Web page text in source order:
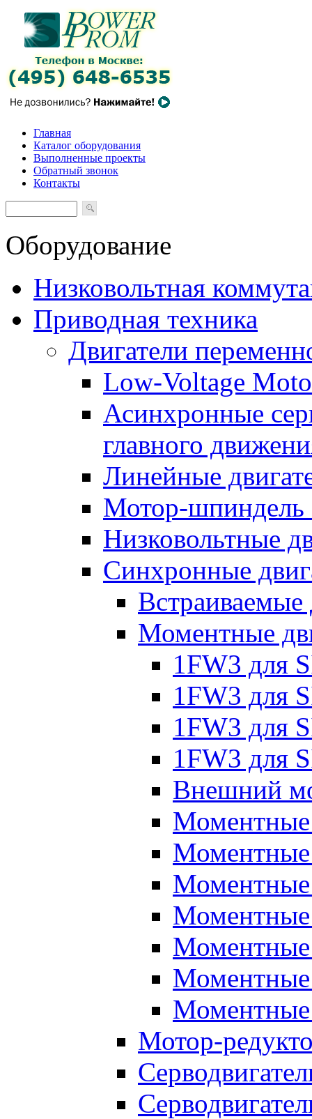
Главная
Каталог оборудования
Выполненные проекты
Обратный звонок
Контакты
Оборудование
Низковольтная
Приводная техника
Двигатели
Low-Voltage
Асинхронные
главного
Линейные
Мотор-шпиндель
Низковольтные
Синхронные
Встраиваемые
Моментные
1FW3 для
1FW3 для
1FW3 для
1FW3 для
Внешний
Моментные
Моментные
Моментные
Моментные
Моментные
Моментные
Моментные
Мотор-